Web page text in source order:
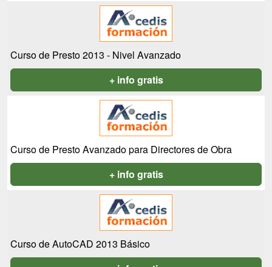
Curso de Presto 2013 - Nivel Avanzado
+ info gratis
Curso de Presto Avanzado para Directores de Obra
+ info gratis
Curso de AutoCAD 2013 Básico